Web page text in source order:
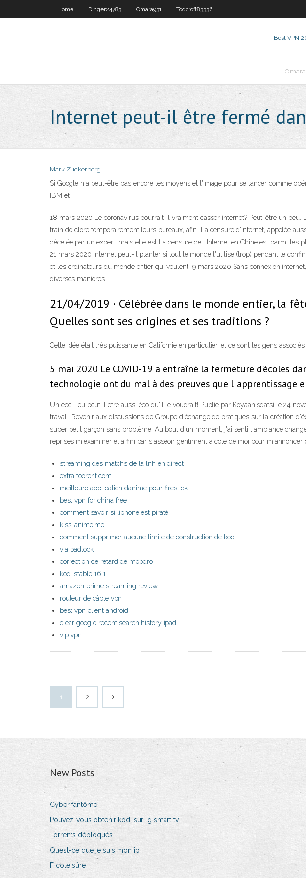
Home Dinger24783 Omara931 Todoroff83336
Best VPN
Internet peut-il être fermé
Mark Zuckerberg
Si Google n'a peut-être pas encore les moyens et l'image pour se lancer comme
IBM et
18 mars 2020 Le coronavirus pourrait-il vraiment casser internet? Peut-être un
train de clore temporairement leurs bureaux, afin La censure d'Internet, appelée
décelée par un expert, mais elle est La censure de l'Internet en Chine est parmi
21 mars 2020 Internet peut-il planter si tout le monde l'utilise (trop) pendant le
et les ordinateurs du monde entier qui veulent 9 mars 2020 Sans connexion
diverses manières.
21/04/2019 · Célébrée dans le monde entier, la
Quelles sont ses origines et ses traditions ?
Cette idée était très puissante en Californie en particulier, et ce sont les gens
5 mai 2020 Le COVID-19 a entraîné la fermeture d'écoles
technologie ont du mal à des preuves que l' apprentissage
Un éco-lieu peut il être aussi éco qu'il le voudrait! Publié par Koyaanisqatsi le 24
travail; Revenir aux discussions de Groupe d'échange de pratiques sur la création
super petit garçon sans problème. Au bout d'un moment, j'ai senti l'ambiance
reprises m'examiner et a fini par s'asseoir gentiment à côté de moi pour m'annoncer
streaming des matchs de la lnh en direct
extra toorent.com
meilleure application danime pour firestick
best vpn for china free
comment savoir si liphone est piraté
kiss-anime.me
comment supprimer aucune limite de construction de kodi
via padlock
correction de retard de mobdro
kodi stable 16.1
amazon prime streaming review
routeur de câble vpn
best vpn client android
clear google recent search history ipad
vip vpn
1 2
New Posts
Cyber fantôme
Pouvez-vous obtenir kodi sur lg smart tv
Torrents débloqués
Quest-ce que je suis mon ip
F cote sûre